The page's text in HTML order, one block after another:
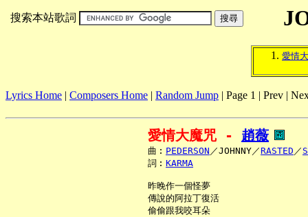
搜索本站歌詞
愛情
Lyrics Home | Composers Home | Random Jump | Page 1 | Prev |
愛情大魔咒 - 趙薇
     曲︰
PEDERSON ／JOHNNY／RASTED ／
     詞︰
KARMA
     昨晚作一個怪夢
     傳說的阿拉丁復活
     偷偷跟我咬耳朵